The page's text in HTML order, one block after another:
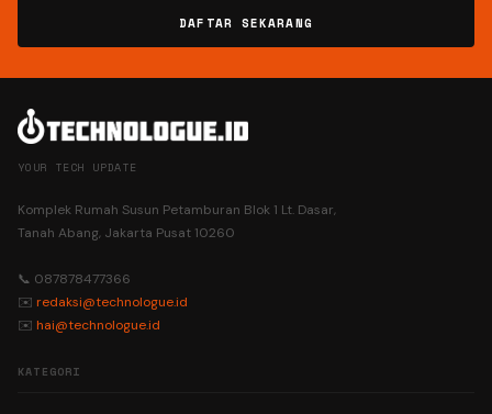
DAFTAR SEKARANG
YOUR TECH UPDATE
Komplek Rumah Susun Petamburan Blok 1 Lt. Dasar,
Tanah Abang, Jakarta Pusat 10260
📞 087878477366
✉️ redaksi@technologue.id
✉️ hai@technologue.id
KATEGORI